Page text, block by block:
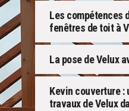
Les compétences
fenêtres de toit à
La pose de Velux
Kevin couverture :
travaux de Velux